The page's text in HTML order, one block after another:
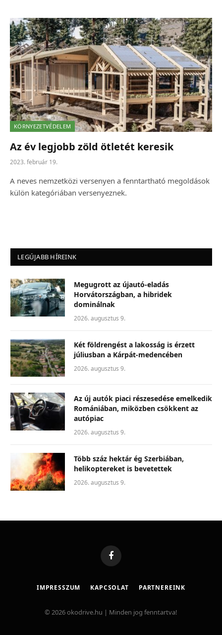
KÖRNYEZETVÉDELEM
Az év legjobb zöld ötletét keresik
2023. február 19.
A neves nemzetközi versenyen a fenntartható megoldások
külön kategóriában versenyeznek.
LEGÚJABB HÍREINK
Megugrott az újautó-eladás
Horvátországban, a hibridek
dominálnak
2026. augusztus 9.
Két földrengést a lakosság is érzett
júliusban a Kárpát-medencében
2026. augusztus 9.
Az új autók piaci részesedése emelkedik
Romániában, miközben csökkent az
autópiac
2026. augusztus 9.
Több száz hektár ég Szerbiában,
helikoptereket is bevetettek
2026. augusztus 9.
Facebook
IMPRESSZUM KAPCSOLAT PARTNEREINK
© 2026 okodrive.hu | Minden jog fenntartva!